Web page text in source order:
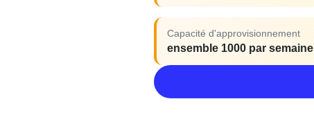
Capacité d'approvisionnement
ensemble 1000 par semaine